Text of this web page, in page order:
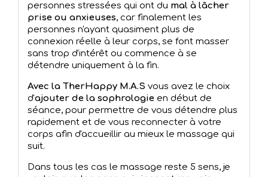
personnes stressées qui ont du mal à lâcher
prise ou anxieuses, car finalement les
personnes n'ayant quasiment plus de
connexion réelle à leur corps, se font masser
sans trop d'intérêt ou commence à se
détendre uniquement à la fin.
Avec la TherHappy M.A.S vous avez le choix
d'ajouter de la sophrologie en début de
séance, pour permettre de vous détendre plus
rapidement et de vous reconnecter à votre
corps afin d'accueillir au mieux le massage qui
suit.
Dans tous les cas le massage reste 5 sens, je